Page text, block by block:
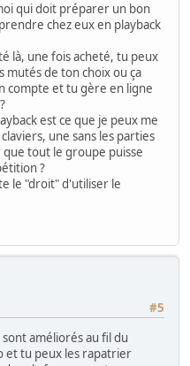
qui doit préparer un bon
chez eux en playback
là, une fois acheté, tu peux
mutés de ton choix ou ça
compte et tu gère en ligne
est ce que je peux me
une sans les parties
que tout le groupe puisse
?
le "droit" d'utiliser le
#5
améliorés au fil du
et tu peux les rapatrier